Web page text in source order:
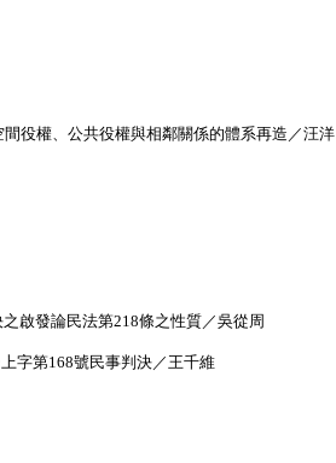
役權、公共役權與相鄰關係的體系再造／汪洋
啟發論民法第218條之性質／吳從周
字第168號民事判決／王千維